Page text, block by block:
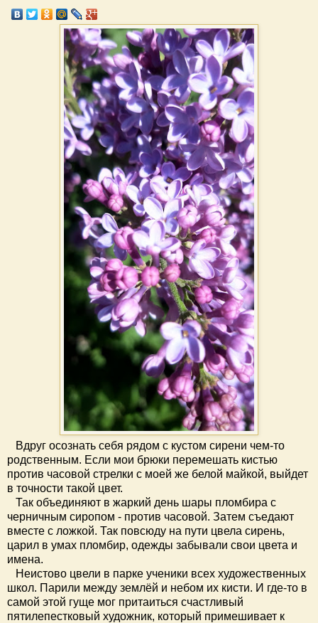
Вдруг осознать себя рядом с кустом сирени чем-то
родственным. Если мои брюки перемешать кистью
против часовой стрелки с моей же белой майкой, выйдет
в точности такой цвет.
Так объединяют в жаркий день шары пломбира с
черничным сиропом - против часовой. Затем съедают
вместе с ложкой. Так повсюду на пути цвела сирень,
царил в умах пломбир, одежды забывали свои цвета и
имена.
Неистово цвели в парке ученики всех художественных
школ. Парили между землёй и небом их кисти. И где-то в
самой этой гуще мог притаиться счастливый
пятилепестковый художник, который примешивает к